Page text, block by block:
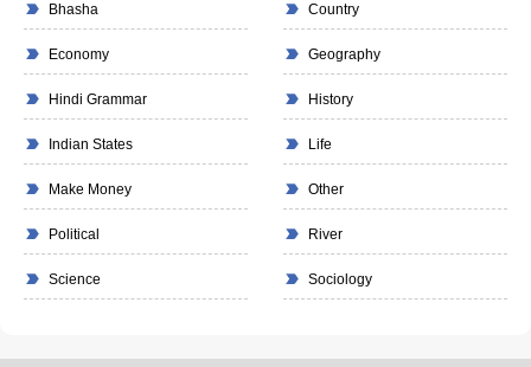
Bhasha Country
Economy Geography
Hindi Grammar History
Indian States Life
Make Money Other
Political River
Science Sociology